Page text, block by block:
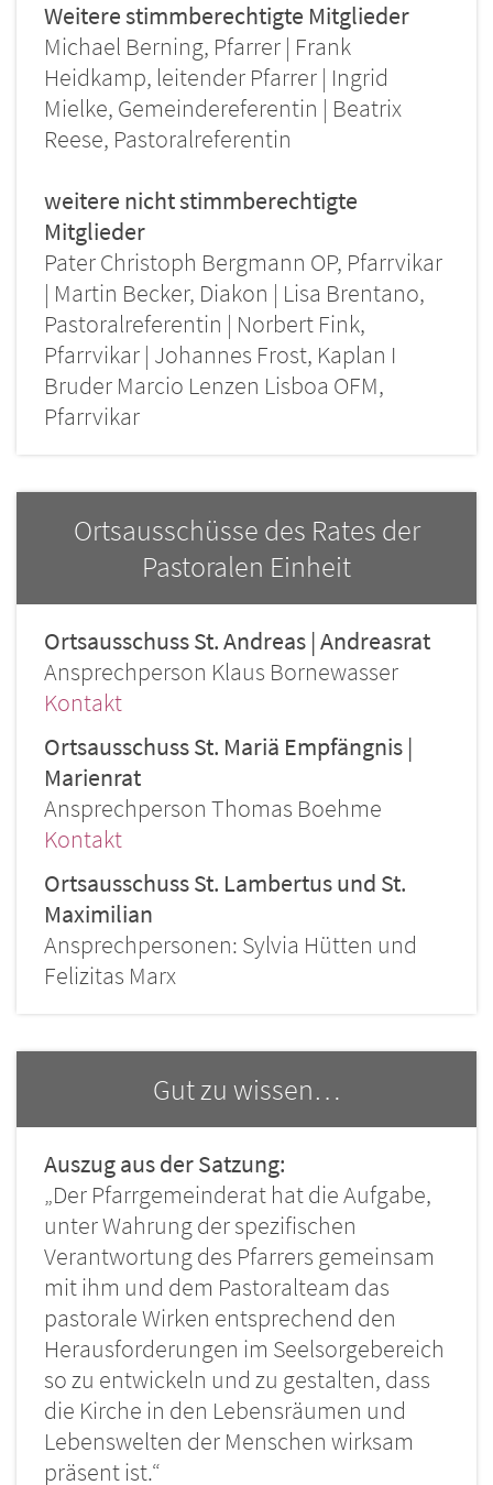
Weitere stimmberechtigte Mitglieder
Michael Berning, Pfarrer | Frank
Heidkamp, leitender Pfarrer | Ingrid
Mielke, Gemeindereferentin | Beatrix
Reese, Pastoralreferentin
weitere nicht stimmberechtigte
Mitglieder
Pater Christoph Bergmann OP, Pfarrvikar
| Martin Becker, Diakon | Lisa Brentano,
Pastoralreferentin | Norbert Fink,
Pfarrvikar | Johannes Frost, Kaplan I
Bruder Marcio Lenzen Lisboa OFM,
Pfarrvikar
Ortsausschüsse des Rates der
Pastoralen Einheit
Ortsausschuss St. Andreas | Andreasrat
Ansprechperson Klaus Bornewasser
Kontakt
Ortsausschuss St. Mariä Empfängnis |
Marienrat
Ansprechperson Thomas Boehme
Kontakt
Ortsausschuss St. Lambertus und St.
Maximilian
Ansprechpersonen: Sylvia Hütten und
Felizitas Marx
Gut zu wissen…
Auszug aus der Satzung:
„Der Pfarrgemeinderat hat die Aufgabe,
unter Wahrung der spezifischen
Verantwortung des Pfarrers gemeinsam
mit ihm und dem Pastoralteam das
pastorale Wirken entsprechend den
Herausforderungen im Seelsorgebereich
so zu entwickeln und zu gestalten, dass
die Kirche in den Lebensräumen und
Lebenswelten der Menschen wirksam
präsent ist.“